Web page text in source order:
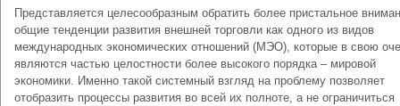
Представляется целесообразным обратить более пристальное
общие тенденции развития внешней торговли как одного из видов
международных экономических отношений (МЭО), которые в свою
являются частью целостности более высокого порядка – мировой
экономики. Именно такой системный взгляд на проблему позволяет
отобразить процессы развития во всей их полноте, а не ограничиться